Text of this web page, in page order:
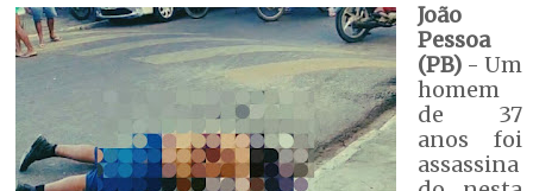
João
Pessoa
(PB)- Um
homem
de 37
anos foi
assassina